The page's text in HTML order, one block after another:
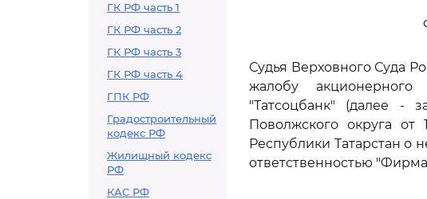
ГК РФ часть 1
ГК РФ часть 2
ГК РФ часть 3
ГК РФ часть 4
ГПК РФ
Градостроительный
кодекс РФ
Жилищный кодекс
РФ
КАС РФ
Судья Верховного Суда
жалобу акционерного
"Татсоцбанк" (далее -
Поволжского округа от
Республики Татарстан о
ответственностью